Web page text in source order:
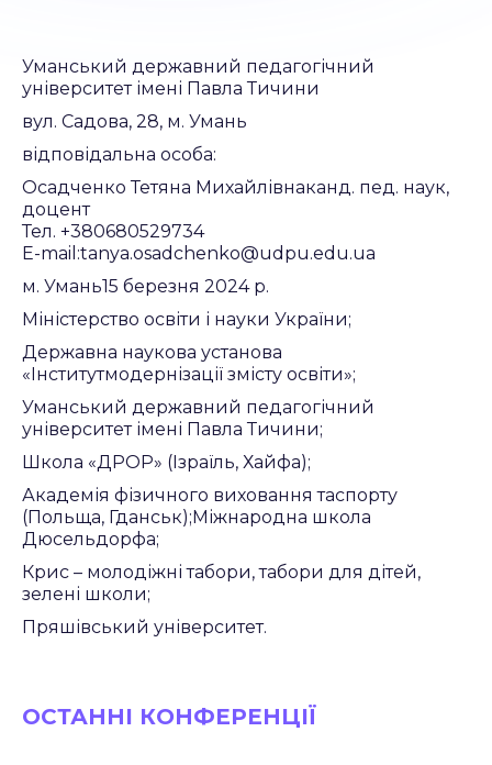
Уманський державний педагогічний
університет імені Павла Тичини
вул. Садова, 28, м. Умань
відповідальна особа:
Осадченко Тетяна Михайлівнаканд. пед. наук,
доцент
Тел. +380680529734
Е-mail:tanya.osadchenko@udpu.edu.ua
м. Умань15 березня 2024 р.
Міністерство освіти і науки України;
Державна наукова установа
«Інститутмодернізації змісту освіти»;
Уманський державний педагогічний
університет імені Павла Тичини;
Школа «ДРОР» (Ізраїль, Хайфа);
Академія фізичного виховання таспорту
(Польща, Гданськ);Міжнародна школа
Дюсельдорфа;
Крис – молодіжні табори, табори для дітей,
зелені школи;
Пряшівський університет.
ОСТАННІ КОНФЕРЕНЦІЇ